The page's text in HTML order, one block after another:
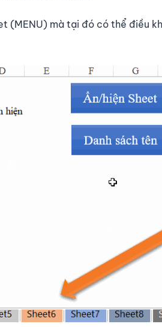
(MENU) mà tại đó có thể điều